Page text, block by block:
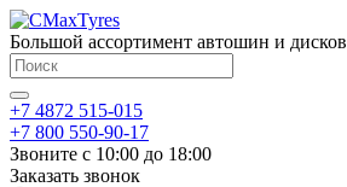
Большой ассортимент автошин и дисков
+7 4872 515-015
+7 800 550-90-17
Звоните с 10:00 до 18:00
Заказать звонок